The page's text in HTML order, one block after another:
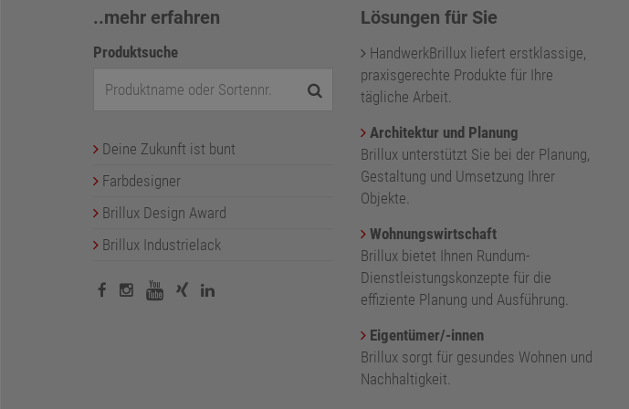
..mehr erfahren
Produktsuche
Deine Zukunft ist bunt
Farbdesigner
Brillux Design Award
Brillux Industrielack
Lösungen für Sie
HandwerkBrillux liefert erstklassige,
praxisgerechte Produkte für Ihre
tägliche Arbeit.
Architektur und Planung
Brillux unterstützt Sie bei der Planung,
Gestaltung und Umsetzung Ihrer
Objekte.
Wohnungswirtschaft
Brillux bietet Ihnen Rundum-
Dienstleistungskonzepte für die
effiziente Planung und Ausführung.
Eigentümer/-innen
Brillux sorgt für gesundes Wohnen und
Nachhaltigkeit.